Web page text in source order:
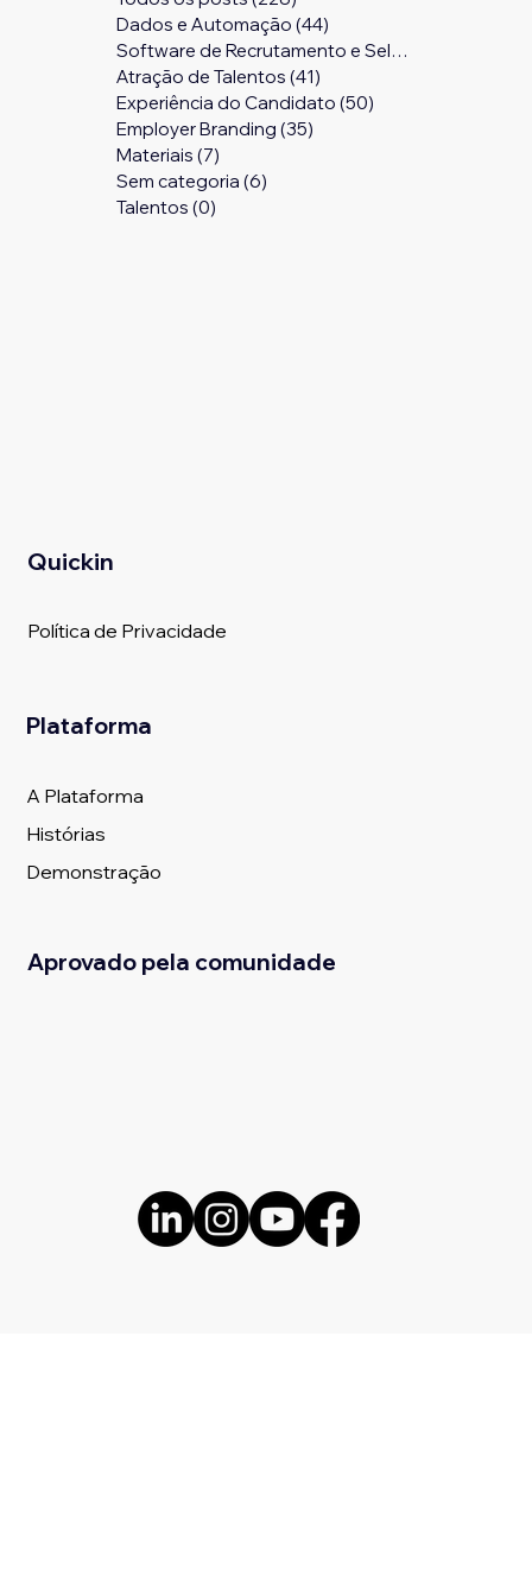
Dados e Automação (44)
Software de Recrutamento e Seleção
Atração de Talentos (41)
Experiência do Candidato (50)
Employer Branding (35)
Materiais (7)
Sem categoria (6)
Talentos (0)
Quickin
Política de Privacidade
Plataforma
A Plataforma
Histórias
Demonstração
Aprovado pela comunidade